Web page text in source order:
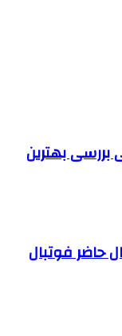
بهترین
بالای ۳۵ سال حال حاضر فوتبال